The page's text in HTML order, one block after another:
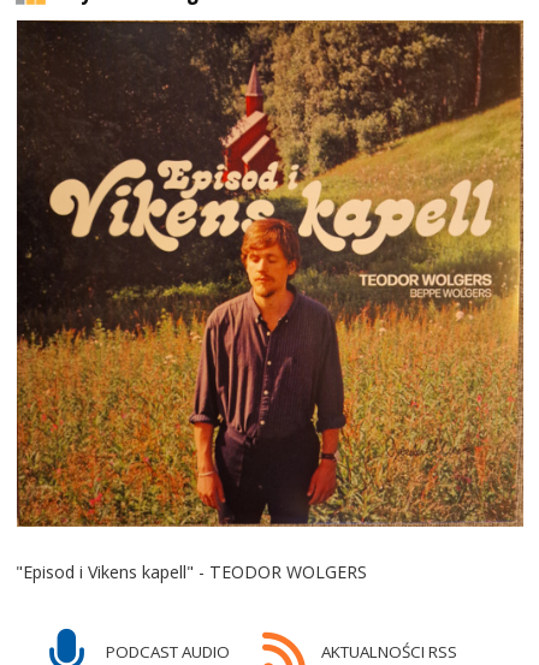
"Episod i Vikens kapell" - TEODOR WOLGERS
PODCAST AUDIO AKTUALNOŚCI RSS